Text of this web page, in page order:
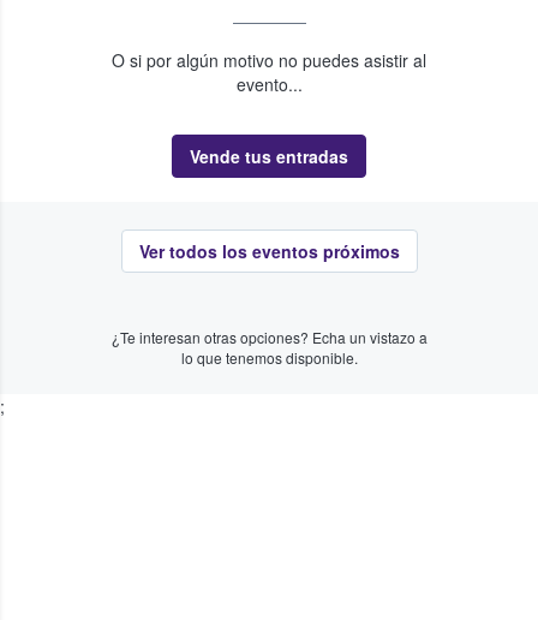
O si por algún motivo no puedes asistir al
evento...
Vende tus entradas
Ver todos los eventos próximos
¿Te interesan otras opciones? Echa un vistazo a
lo que tenemos disponible.
;